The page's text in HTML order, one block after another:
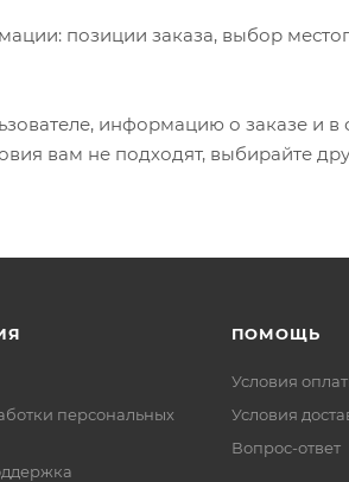
позиции заказа, выбор
информацию о заказе и
вам не подходят, выбирайте
персональных
ПОМОЩЬ
Условия
Условия
Вопрос-ответ